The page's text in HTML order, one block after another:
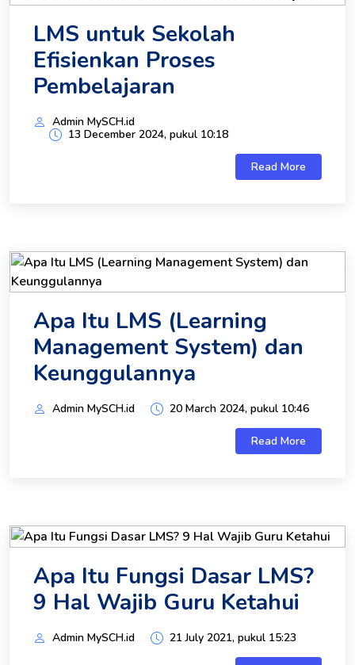
LMS untuk Sekolah
Efisienkan Proses
Pembelajaran
Admin MySCH.id
13 December 2024, pukul 10:18
Read More
Apa Itu LMS (Learning
Management System) dan
Keunggulannya
Admin MySCH.id 20 March 2024, pukul 10:46
Read More
Apa Itu Fungsi Dasar LMS?
9 Hal Wajib Guru Ketahui
Admin MySCH.id 21 July 2021, pukul 15:23